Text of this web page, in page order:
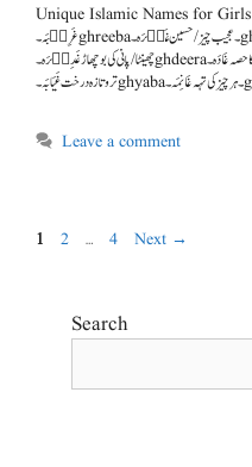
Unique Islamic Names for Girls غَفِی٘رَہ۔ghafeera۔ اصلاح کا ذریعہ / کثرت / زیادتی
غَرِی٘بَہ۔ghreeba۔ عجیب چیز / حسین غَث٘رَہ۔ghsra۔ خوشحالی و شادابی غَی٘بَہ۔۔ghibaبارش کا زبردست
چھینٹا / پانی کی بوچھاڑ غَدِی٘رَہ ۔ghdeera۔ گھاس اور پودوں والی زمین کا حصہ غَادَہ۔ghada۔ نرم نازک اندام لڑکی /
Leave a comment
1 2 … 4 Next →
Search